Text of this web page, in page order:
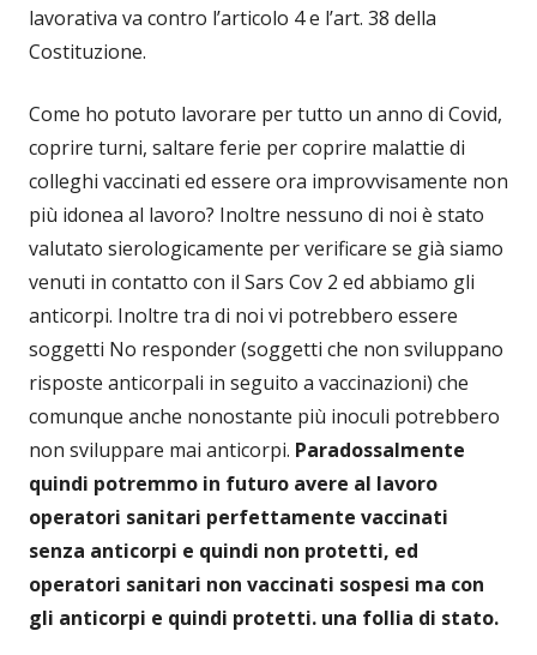
lavorativa va contro l’articolo 4 e l’art. 38 della
Costituzione.
Come ho potuto lavorare per tutto un anno di Covid,
coprire turni, saltare ferie per coprire malattie di
colleghi vaccinati ed essere ora improvvisamente non
più idonea al lavoro? Inoltre nessuno di noi è stato
valutato sierologicamente per verificare se già siamo
venuti in contatto con il Sars Cov 2 ed abbiamo gli
anticorpi. Inoltre tra di noi vi potrebbero essere
soggetti No responder (soggetti che non sviluppano
risposte anticorpali in seguito a vaccinazioni) che
comunque anche nonostante più inoculi potrebbero
non sviluppare mai anticorpi. Paradossalmente
quindi potremmo in futuro avere al lavoro
operatori sanitari perfettamente vaccinati
senza anticorpi e quindi non protetti, ed
operatori sanitari non vaccinati sospesi ma con
gli anticorpi e quindi protetti. una follia di stato.